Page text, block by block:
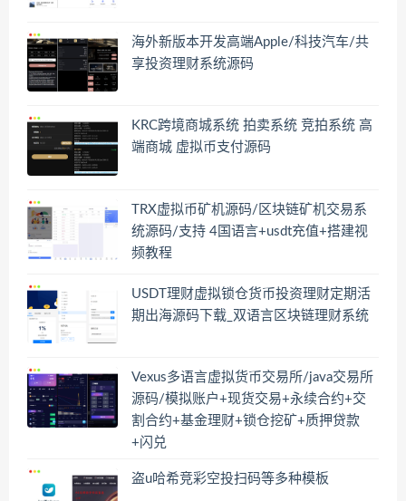
海外新版本开发高端Apple/科技汽车/共
享投资理财系统源码
KRC跨境商城系统 拍卖系统 竞拍系统 高
端商城 虚拟币支付源码
TRX虚拟币矿机源码/区块链矿机交易系
统源码/支持 4国语言+usdt充值+搭建视
频教程
USDT理财虚拟锁仓货币投资理财定期活
期出海源码下载_双语言区块链理财系统
Vexus多语言虚拟货币交易所/java交易所
源码/模拟账户+现货交易+永续合约+交
割合约+基金理财+锁仓挖矿+质押贷款
+闪兑
盗u哈希竞彩空投扫码等多种模板